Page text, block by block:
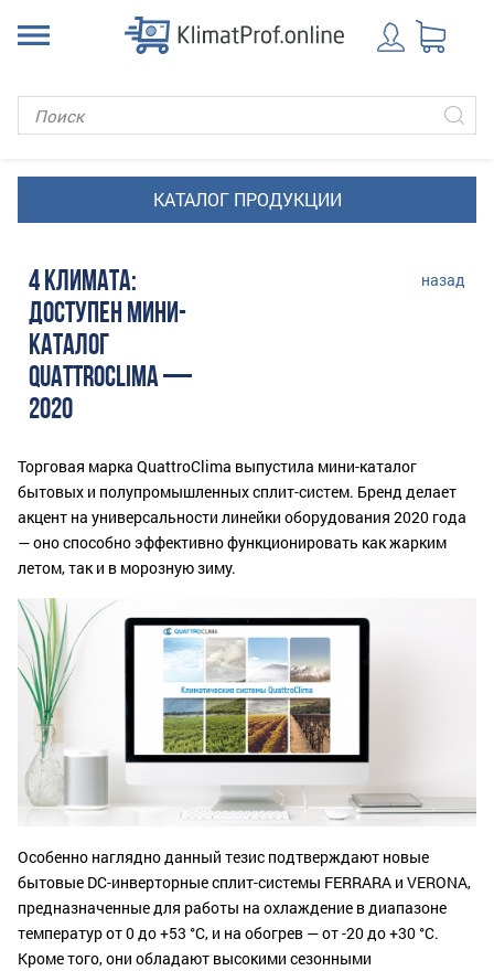
4 КЛИМАТА:
ДОСТУПЕН МИНИ-
КАТАЛОГ
QUATTROCLIMA —
2020
назад
Торговая марка QuattroClima выпустила мини-каталог
бытовых и полупромышленных сплит-систем. Бренд делает
акцент на универсальности линейки оборудования 2020 года
— оно способно эффективно функционировать как жарким
летом, так и в морозную зиму.
Особенно наглядно данный тезис подтверждают новые
бытовые DC-инверторные сплит-системы FERRARA и VERONA,
предназначенные для работы на охлаждение в диапазоне
температур от 0 до +53 °C, и на обогрев — от -20 до +30 °C.
Кроме того, они обладают высокими сезонными